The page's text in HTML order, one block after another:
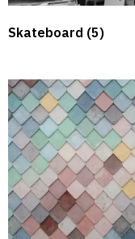
Skateboard (5)